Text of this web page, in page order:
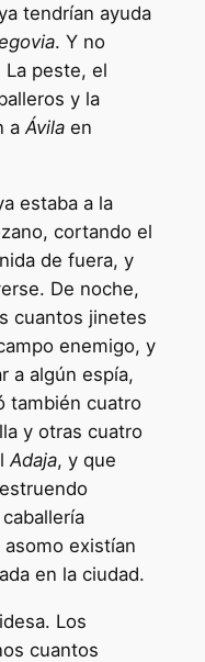
tendrían ayuda
. Y no
peste, el
y la
aÁvilaen
estaba a la
cortando el
de fuera, y
De noche,
cuantos jinetes
enemigo, y
a algún espía,
también cuatro
y otras cuatro
Adaja, y que
existían
en la ciudad.
Los
cuantos